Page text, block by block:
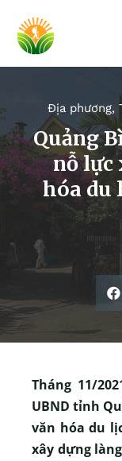
Địa phương,
Quảng
nỗ lực
hóa du
Tháng 11/
UBND tỉnh
văn hóa du
xây dựng